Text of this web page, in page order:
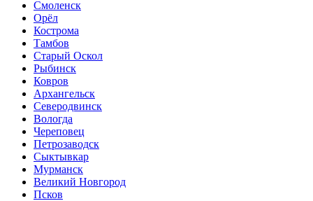
Смоленск
Орёл
Кострома
Тамбов
Старый Оскол
Рыбинск
Ковров
Архангельск
Северодвинск
Вологда
Череповец
Петрозаводск
Сыктывкар
Мурманск
Великий Новгород
Псков